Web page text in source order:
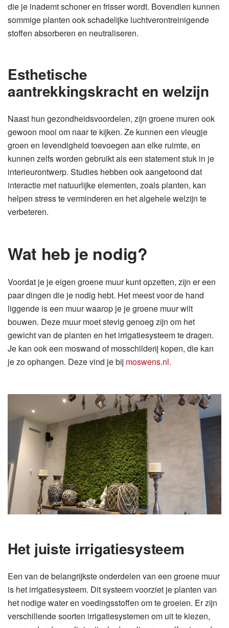
die je inademt schoner en frisser wordt. Bovendien kunnen
sommige planten ook schadelijke luchtverontreinigende
stoffen absorberen en neutraliseren.
Esthetische
aantrekkingskracht en welzijn
Naast hun gezondheidsvoordelen, zijn groene muren ook
gewoon mooi om naar te kijken. Ze kunnen een vleugje
groen en levendigheid toevoegen aan elke ruimte, en
kunnen zelfs worden gebruikt als een statement stuk in je
interieurontwerp. Studies hebben ook aangetoond dat
interactie met natuurlijke elementen, zoals planten, kan
helpen stress te verminderen en het algehele welzijn te
verbeteren.
Wat heb je nodig?
Voordat je je eigen groene muur kunt opzetten, zijn er een
paar dingen die je nodig hebt. Het meest voor de hand
liggende is een muur waarop je je groene muur wilt
bouwen. Deze muur moet stevig genoeg zijn om het
gewicht van de planten en het irrigatiesysteem te dragen.
Je kan ook een moswand of mosschilderij kopen, die kan
je zo ophangen. Deze vind je bij moswens.nl.
Het juiste irrigatiesysteem
Een van de belangrijkste onderdelen van een groene muur
is het irrigatiesysteem. Dit systeem voorziet je planten van
het nodige water en voedingsstoffen om te groeien. Er zijn
verschillende soorten irrigatiesystemen om uit te kiezen,